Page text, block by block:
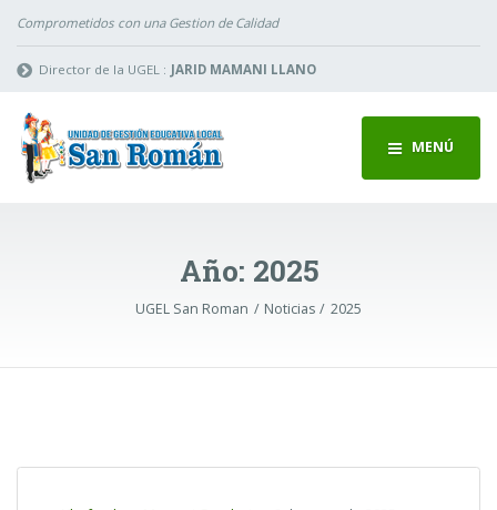
Comprometidos con una Gestion de Calidad
Director de la UGEL : JARID MAMANI LLANO
MENÚ
Año: 2025
UGEL San Roman Noticias 2025